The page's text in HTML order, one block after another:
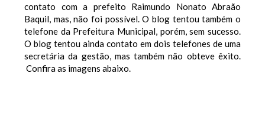
contato com a prefeito Raimundo Nonato Abraão
Baquil, mas, não foi possível. O blog tentou também o
telefone da Prefeitura Municipal, porém, sem sucesso.
O blog tentou ainda contato em dois telefones de uma
secretária da gestão, mas também não obteve êxito.
Confira as imagens abaixo.